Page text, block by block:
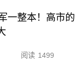
一整本！高市的
阅读 1499